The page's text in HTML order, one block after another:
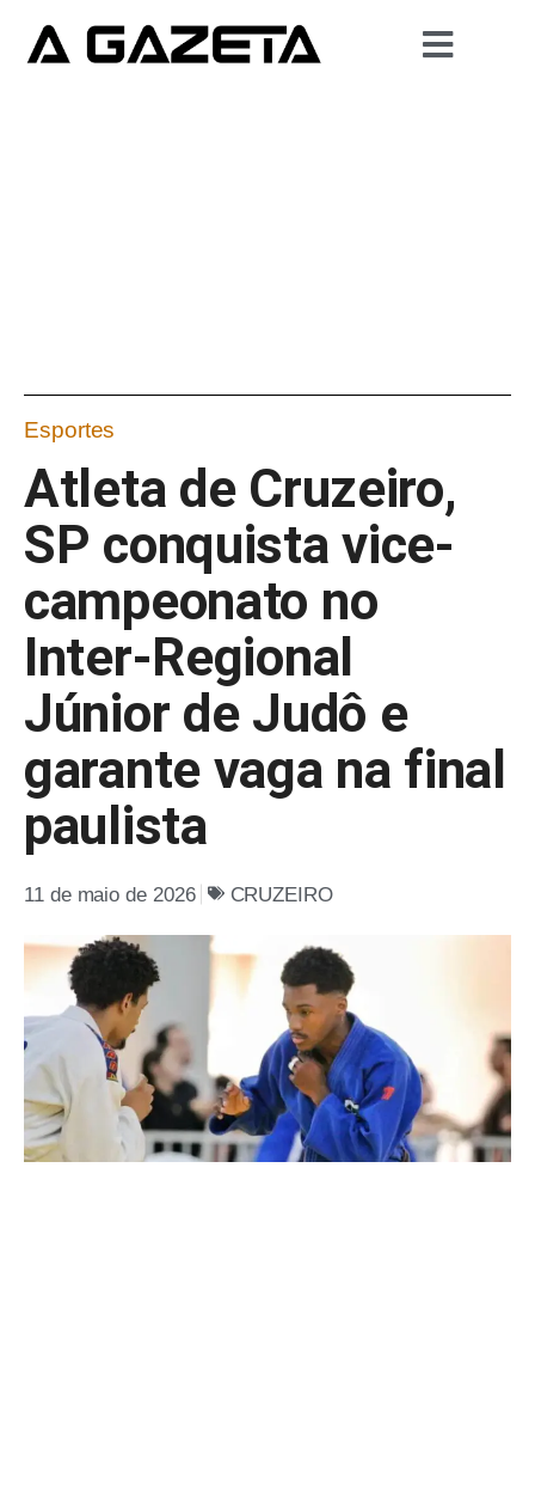
Esportes
Atleta de Cruzeiro,
SP conquista vice-
campeonato no
Inter-Regional
Júnior de Judô e
garante vaga na final
paulista
11 de maio de 2026 CRUZEIRO